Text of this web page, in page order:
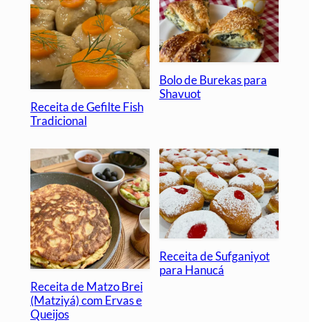
Receita de Gefilte Fish
Tradicional
Bolo de Burekas para
Shavuot
Receita de Matzo Brei
(Matziyá) com Ervas e
Queijos
Receita de Sufganiyot
para Hanucá